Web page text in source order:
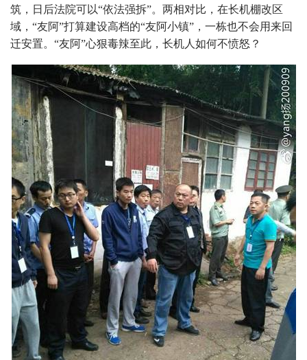
筑，日后法院可以“依法强拆”。两相对比，在长机棚改区
域，“友阿”打算建设高档的“友阿小镇”，一栋也不会用来回
迁安置。“友阿”心狠毒辣至此，长机人如何不愤怒？